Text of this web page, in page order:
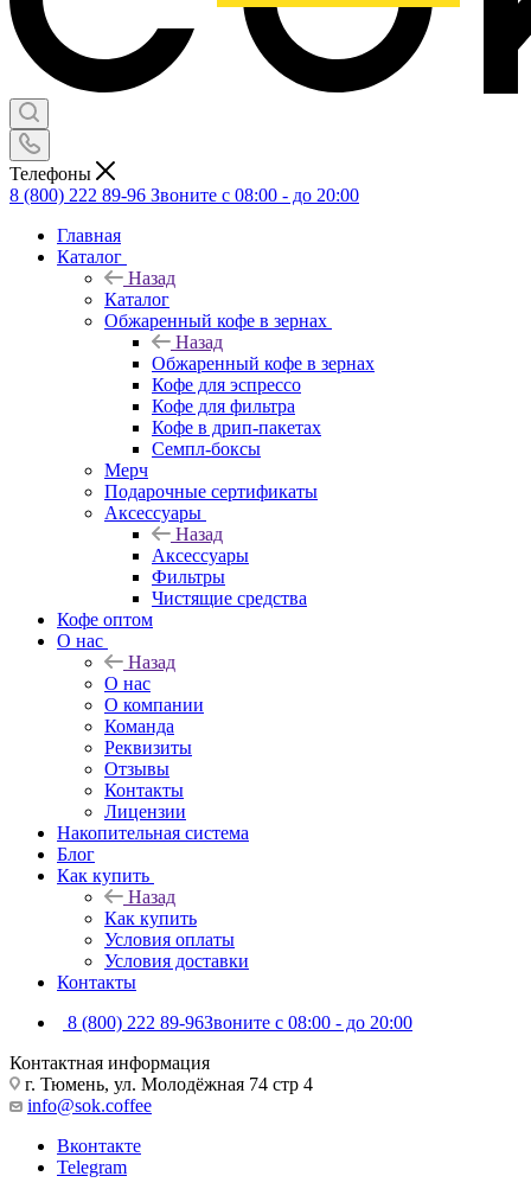
Телефоны
8 (800) 222 89-96 Звоните с 08:00 - до 20:00
Главная
Каталог
Назад
Каталог
Обжаренный кофе в зернах
Назад
Обжаренный кофе в зернах
Кофе для эспрессо
Кофе для фильтра
Кофе в дрип-пакетах
Семпл-боксы
Мерч
Подарочные сертификаты
Аксессуары
Назад
Аксессуары
Фильтры
Чистящие средства
Кофе оптом
О нас
Назад
О нас
О компании
Команда
Реквизиты
Отзывы
Контакты
Лицензии
Накопительная система
Блог
Как купить
Назад
Как купить
Условия оплаты
Условия доставки
Контакты
8 (800) 222 89-96Звоните с 08:00 - до 20:00
Контактная информация
г. Тюмень, ул. Молодёжная 74 стр 4
info@sok.coffee
Вконтакте
Telegram